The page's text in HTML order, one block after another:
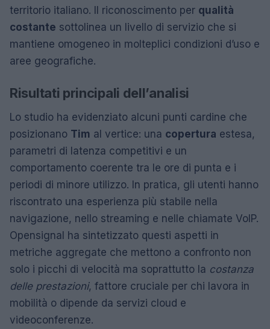
territorio italiano. Il riconoscimento per qualità
costante sottolinea un livello di servizio che si
mantiene omogeneo in molteplici condizioni d’uso e
aree geografiche.
Risultati principali dell’analisi
Lo studio ha evidenziato alcuni punti cardine che
posizionano Tim al vertice: una copertura estesa,
parametri di latenza competitivi e un
comportamento coerente tra le ore di punta e i
periodi di minore utilizzo. In pratica, gli utenti hanno
riscontrato una esperienza più stabile nella
navigazione, nello streaming e nelle chiamate VoIP.
Opensignal ha sintetizzato questi aspetti in
metriche aggregate che mettono a confronto non
solo i picchi di velocità ma soprattutto la costanza
delle prestazioni, fattore cruciale per chi lavora in
mobilità o dipende da servizi cloud e
videoconferenze.